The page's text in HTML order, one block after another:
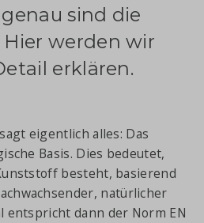
sind die
werden wir
erklären.
eigentlich alles: Das
Basis. Dies bedeutet,
besteht, basierend
natürlicher
entspricht dann der Norm EN